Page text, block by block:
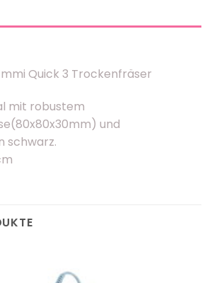
Quick 3 Trockenfräser
mit robustem
und
schwarz.